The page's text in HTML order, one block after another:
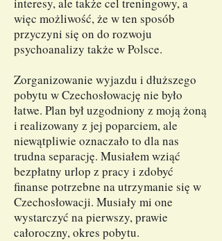
więc możliwość, że w ten sposób
przyczyni się on do rozwoju
psychoanalizy także w Polsce.
Zorganizowanie wyjazdu i dłuższego
pobytu w Czechosłowację nie było
łatwe. Plan był uzgodniony z moją żoną
i realizowany z jej poparciem, ale
niewątpliwie oznaczało to dla nas
trudna separację. Musiałem wziąć
bezpłatny urlop z pracy i zdobyć
finanse potrzebne na utrzymanie się w
Czechosłowacji. Musiały mi one
wystarczyć na pierwszy, prawie
całoroczny, okres pobytu.